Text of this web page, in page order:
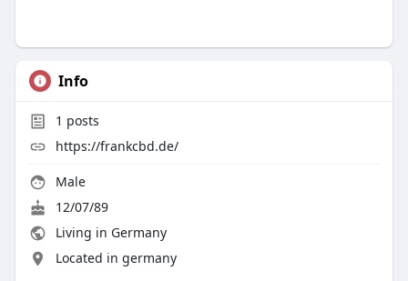
Info
1 posts
https://frankcbd.de/
Male
12/07/89
Living in Germany
Located in germany